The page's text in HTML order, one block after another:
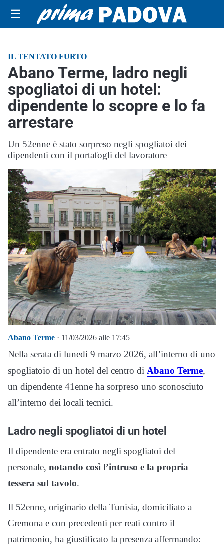
☰
IL TENTATO FURTO
Abano Terme, ladro negli
spogliatoi di un hotel:
dipendente lo scopre e lo fa
arrestare
Un 52enne è stato sorpreso negli spogliatoi dei
dipendenti con il portafogli del lavoratore
Abano Terme · 11/03/2026 alle 17:45
Nella serata di lunedì 9 marzo 2026, all’interno di uno
spogliatoio di un hotel del centro di Abano Terme,
un dipendente 41enne ha sorpreso uno sconosciuto
all’interno dei locali tecnici.
Ladro negli spogliatoi di un hotel
Il dipendente era entrato negli spogliatoi del
personale, notando così l’intruso e la propria
tessera sul tavolo.
Il 52enne, originario della Tunisia, domiciliato a
Cremona e con precedenti per reati contro il
patrimonio, ha giustificato la presenza affermando: